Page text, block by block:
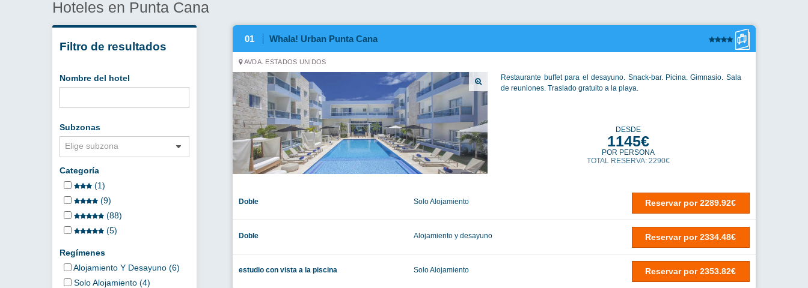
Hoteles en Punta Cana
Filtro de resultados
Nombre del hotel
Subzonas
Elige subzona
Categoría
(1)
(9)
(88)
(5)
Regímenes
Alojamiento Y Desayuno (6)
Solo Alojamiento (4)
01 Whala! Urban Punta Cana
AVDA. ESTADOS UNIDOS
Restaurante buffet para el desayuno. Snack-bar. Picina. Gimnasio. Sala
de reuniones. Traslado gratuito a la playa.
DESDE
1145€
POR PERSONA
TOTAL RESERVA: 2290€
Doble Solo Alojamiento Reservar por 2289.92€
Doble Alojamiento y desayuno Reservar por 2334.48€
estudio con vista a la piscina Solo Alojamiento Reservar por 2353.82€